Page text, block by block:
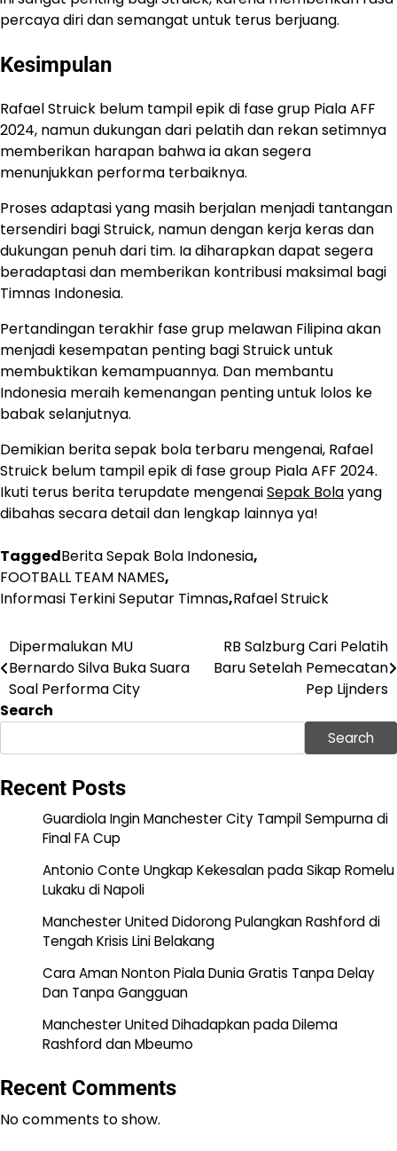
percaya diri dan semangat untuk terus berjuang.
Kesimpulan
Rafael Struick belum tampil epik di fase grup Piala AFF
2024, namun dukungan dari pelatih dan rekan setimnya
memberikan harapan bahwa ia akan segera
menunjukkan performa terbaiknya.
Proses adaptasi yang masih berjalan menjadi tantangan
tersendiri bagi Struick, namun dengan kerja keras dan
dukungan penuh dari tim. Ia diharapkan dapat segera
beradaptasi dan memberikan kontribusi maksimal bagi
Timnas Indonesia.
Pertandingan terakhir fase grup melawan Filipina akan
menjadi kesempatan penting bagi Struick untuk
membuktikan kemampuannya. Dan membantu
Indonesia meraih kemenangan penting untuk lolos ke
babak selanjutnya.
Demikian berita sepak bola terbaru mengenai, Rafael
Struick belum tampil epik di fase group Piala AFF 2024.
Ikuti terus berita terupdate mengenaiSepak Bolayang
dibahas secara detail dan lengkap lainnya ya!
TaggedBerita Sepak Bola Indonesia,
FOOTBALL TEAM NAMES,
Informasi Terkini Seputar Timnas,Rafael Struick
Post
navigation
Dipermalukan MU
Bernardo Silva Buka Suara
Soal Performa City
RB Salzburg Cari Pelatih
Baru Setelah Pemecatan
Pep Lijnders
Search
Search
Recent Posts
Guardiola Ingin Manchester City Tampil Sempurna di
Final FA Cup
Antonio Conte Ungkap Kekesalan pada Sikap Romelu
Lukaku di Napoli
Manchester United Didorong Pulangkan Rashford di
Tengah Krisis Lini Belakang
Cara Aman Nonton Piala Dunia Gratis Tanpa Delay
Dan Tanpa Gangguan
Manchester United Dihadapkan pada Dilema
Rashford dan Mbeumo
Recent Comments
No comments to show.